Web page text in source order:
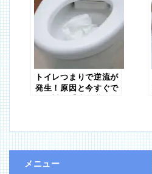
トイレつまりで逆流が
発生！原因と今すぐで
メニュー